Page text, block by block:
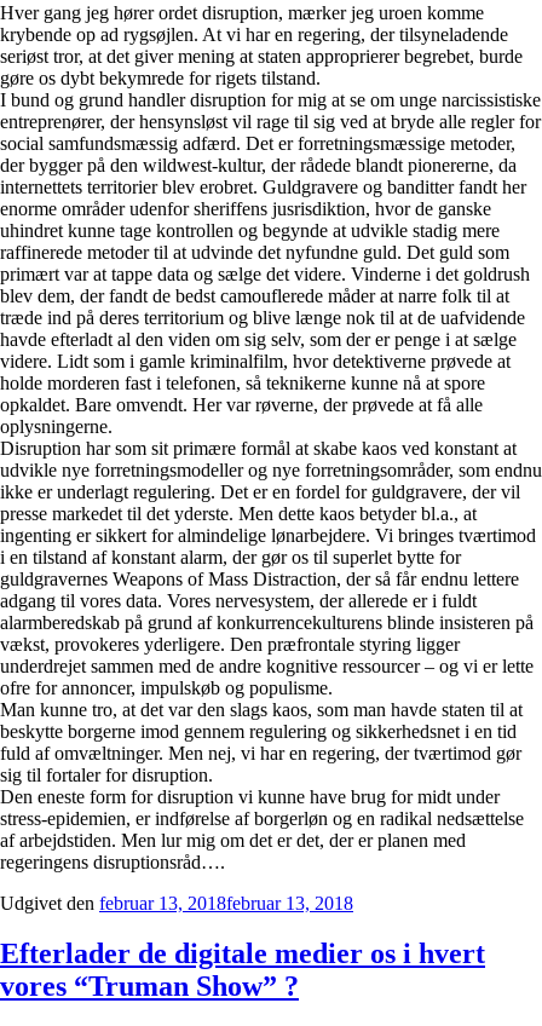
Hver gang jeg hører ordet disruption, mærker jeg uroen komme
krybende op ad rygsøjlen. At vi har en regering, der tilsyneladende
seriøst tror, at det giver mening at staten approprierer begrebet, burde
gøre os dybt bekymrede for rigets tilstand.
I bund og grund handler disruption for mig at se om unge narcissistiske
entreprenører, der hensynsløst vil rage til sig ved at bryde alle regler for
social samfundsmæssig adfærd. Det er forretningsmæssige metoder,
der bygger på den wildwest-kultur, der rådede blandt pionererne, da
internettets territorier blev erobret. Guldgravere og banditter fandt her
enorme områder udenfor sheriffens jusrisdiktion, hvor de ganske
uhindret kunne tage kontrollen og begynde at udvikle stadig mere
raffinerede metoder til at udvinde det nyfundne guld. Det guld som
primært var at tappe data og sælge det videre. Vinderne i det goldrush
blev dem, der fandt de bedst camouflerede måder at narre folk til at
træde ind på deres territorium og blive længe nok til at de uafvidende
havde efterladt al den viden om sig selv, som der er penge i at sælge
videre. Lidt som i gamle kriminalfilm, hvor detektiverne prøvede at
holde morderen fast i telefonen, så teknikerne kunne nå at spore
opkaldet. Bare omvendt. Her var røverne, der prøvede at få alle
oplysningerne.
Disruption har som sit primære formål at skabe kaos ved konstant at
udvikle nye forretningsmodeller og nye forretningsområder, som endnu
ikke er underlagt regulering. Det er en fordel for guldgravere, der vil
presse markedet til det yderste. Men dette kaos betyder bl.a., at
ingenting er sikkert for almindelige lønarbejdere. Vi bringes tværtimod
i en tilstand af konstant alarm, der gør os til superlet bytte for
guldgravernes Weapons of Mass Distraction, der så får endnu lettere
adgang til vores data. Vores nervesystem, der allerede er i fuldt
alarmberedskab på grund af konkurrencekulturens blinde insisteren på
vækst, provokeres yderligere. Den præfrontale styring ligger
underdrejet sammen med de andre kognitive ressourcer – og vi er lette
ofre for annoncer, impulskøb og populisme.
Man kunne tro, at det var den slags kaos, som man havde staten til at
beskytte borgerne imod gennem regulering og sikkerhedsnet i en tid
fuld af omvæltninger. Men nej, vi har en regering, der tværtimod gør
sig til fortaler for disruption.
Den eneste form for disruption vi kunne have brug for midt under
stress-epidemien, er indførelse af borgerløn og en radikal nedsættelse
af arbejdstiden. Men lur mig om det er det, der er planen med
regeringens disruptionsråd….
Udgivet den februar 13, 2018februar 13, 2018
Efterlader de digitale medier os i hvert
vores “Truman Show” ?